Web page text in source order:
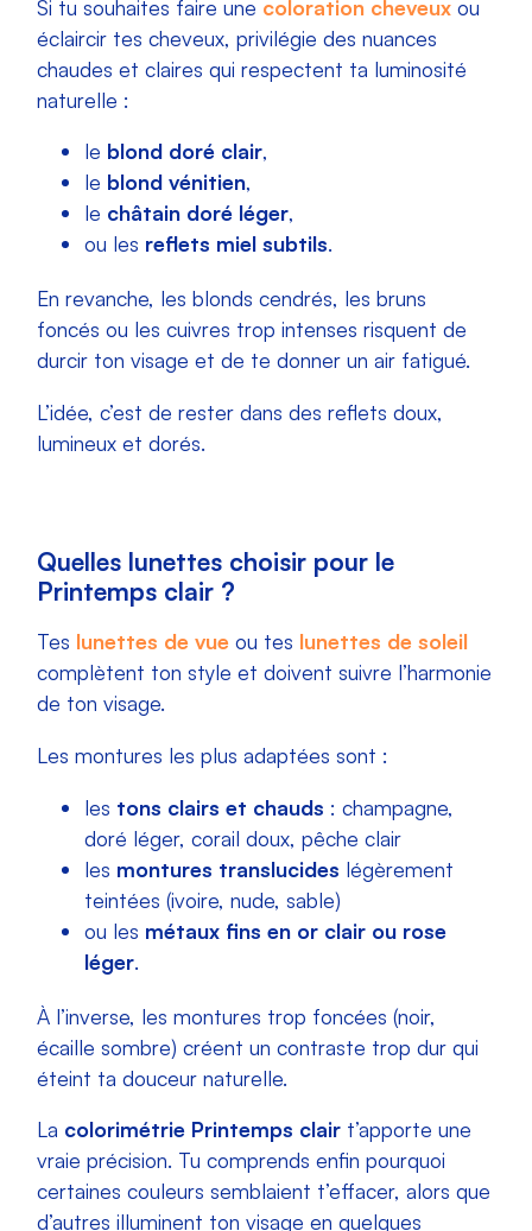
Si tu souhaites faire une coloration cheveux ou
éclaircir tes cheveux, privilégie des nuances
chaudes et claires qui respectent ta luminosité
naturelle :
le blond doré clair,
le blond vénitien,
le châtain doré léger,
ou les reflets miel subtils.
En revanche, les blonds cendrés, les bruns
foncés ou les cuivres trop intenses risquent de
durcir ton visage et de te donner un air fatigué.
L’idée, c’est de rester dans des reflets doux,
lumineux et dorés.
Quelles lunettes choisir pour le
Printemps clair ?
Tes lunettes de vue ou tes lunettes de soleil
complètent ton style et doivent suivre l’harmonie
de ton visage.
Les montures les plus adaptées sont :
les tons clairs et chauds : champagne,
doré léger, corail doux, pêche clair
les montures translucides légèrement
teintées (ivoire, nude, sable)
ou les métaux fins en or clair ou rose
léger.
À l’inverse, les montures trop foncées (noir,
écaille sombre) créent un contraste trop dur qui
éteint ta douceur naturelle.
La colorimétrie Printemps clair t’apporte une
vraie précision. Tu comprends enfin pourquoi
certaines couleurs semblaient t’effacer, alors que
d’autres illuminent ton visage en quelques